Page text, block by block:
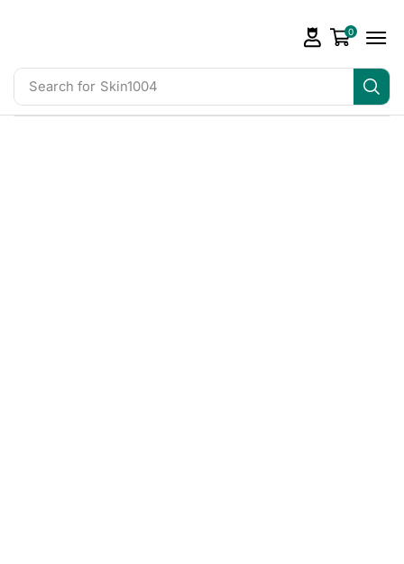
Search for Skin1004
0